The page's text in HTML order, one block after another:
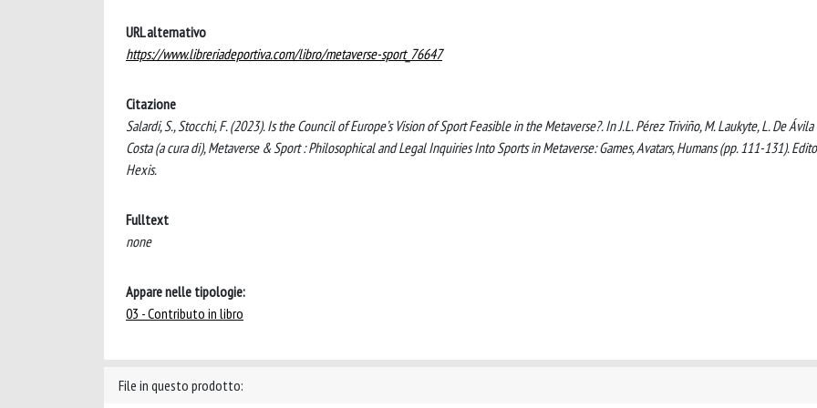
URL alternativo
https://www.libreriadeportiva.com/libro/metaverse-sport_76647
Citazione
Salardi, S., Stocchi, F. (2023). Is the Council of Europe’s Vision of Sport Feasible in the Metaverse?. In J.L. Pérez Triviño, M. Laukyte, L. De Ávila
Costa (a cura di), Metaverse & Sport : Philosophical and Legal Inquiries Into Sports in Metaverse: Games, Avatars, Humans (pp. 111-131).
Hexis.
Fulltext
none
Appare nelle tipologie:
03 - Contributo in libro
File in questo prodotto: